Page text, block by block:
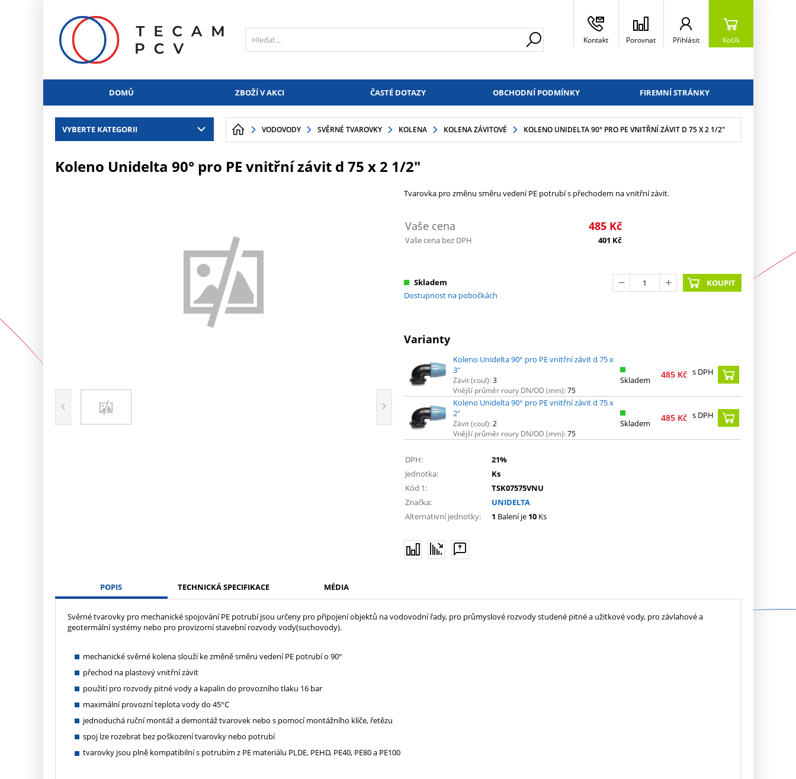
Kontakt Porovnat Přihlásit Košík
DOMŮ ZBOŽÍ V AKCI ČASTÉ DOTAZY OBCHODNÍ PODMÍNKY FIREMNÍ STRÁNKY
VYBERTE KATEGORII VODOVODY SVĚRNÉ TVAROVKY KOLENA KOLENA ZÁVITOVÉ KOLENO UNIDELTA 90° PRO PE VNITŘNÍ ZÁVIT D 75 X 2 1/2"
Koleno Unidelta 90° pro PE vnitřní závit d 75 x 2 1/2"
Tvarovka pro změnu směru vedení PE potrubí s přechodem na vnitřní závit.
Vaše cena 485 Kč
Vaše cena bez DPH 401 Kč
Skladem
Dostupnost na pobočkách
KOUPIT
Varianty
Koleno Unidelta 90° pro PE vnitřní závit d 75 x
3"
Závit (coul):3
Vnější průměr roury DN/OD (mm):75
Skladem 485 Kč s DPH
Koleno Unidelta 90° pro PE vnitřní závit d 75 x
2"
Závit (coul):2
Vnější průměr roury DN/OD (mm):75
Skladem 485 Kč s DPH
DPH:
21%
Jednotka:
Ks
Kód 1:
TSK07575VNU
Značka:
UNIDELTA
Alternativní jednotky:
1 Balení je 10 Ks
POPIS TECHNICKÁ SPECIFIKACE MÉDIA
Svěrné tvarovky pro mechanické spojování PE potrubí jsou určeny pro připojení objektů na vodovodní řady, pro průmyslové rozvody studené pitné a užitkové vody, pro závlahové a
geotermální systémy nebo pro provizorní stavební rozvody vody(suchovody).
mechanické svěrné kolena slouží ke změně směru vedení PE potrubí o 90°
přechod na plastový vnitřní závit
použití pro rozvody pitné vody a kapalin do provozního tlaku 16 bar
maximální provozní teplota vody do 45°C
jednoduchá ruční montáž a demontáž tvarovek nebo s pomocí montážního klíče, řetězu
spoj lze rozebrat bez poškození tvarovky nebo potrubí
tvarovky jsou plně kompatibilní s potrubím z PE materiálu PLDE, PEHD, PE40, PE80 a PE100